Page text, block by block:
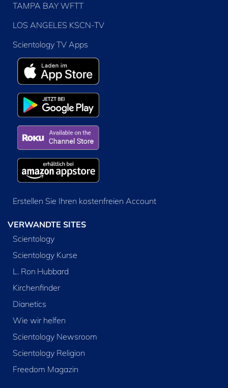
TAMPA BAY WFTT
LOS ANGELES KSCN-TV
Scientology TV Apps
Erstellen Sie Ihren kostenfreien Account
VERWANDTE SITES
Scientology
Scientology Kurse
L. Ron Hubbard
Kirchenfinder
Dianetics
Wie wir helfen
Scientology Newsroom
Scientology Religion
Freedom Magazin